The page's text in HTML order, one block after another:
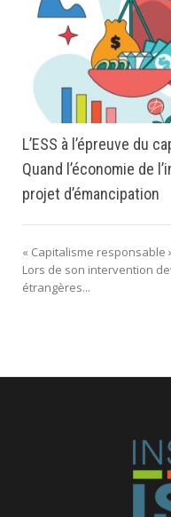
L’ESS à l’épreuve du
Quand l’économie de
projet d’émancipation
« Capitalisme responsable
Lors de son intervention
étrangères...